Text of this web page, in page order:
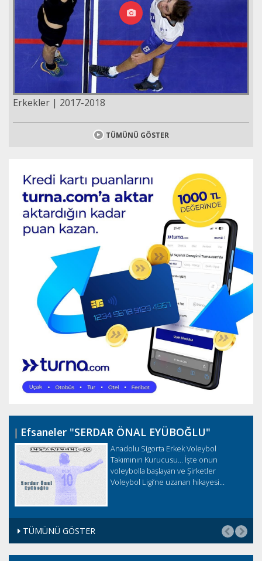
Erkekler | 2017-2018
TÜMÜNÜ GÖSTER
Efsaneler "SERDAR ÖNAL EYÜBOĞLU"
Anadolu Sigorta Erkek Voleybol
Takımının Kurucusu... İşte onun
voleybolla başlayan ve Şirketler
Voleybol Ligi’ne uzanan hikayesi…
TÜMÜNÜ GÖSTER